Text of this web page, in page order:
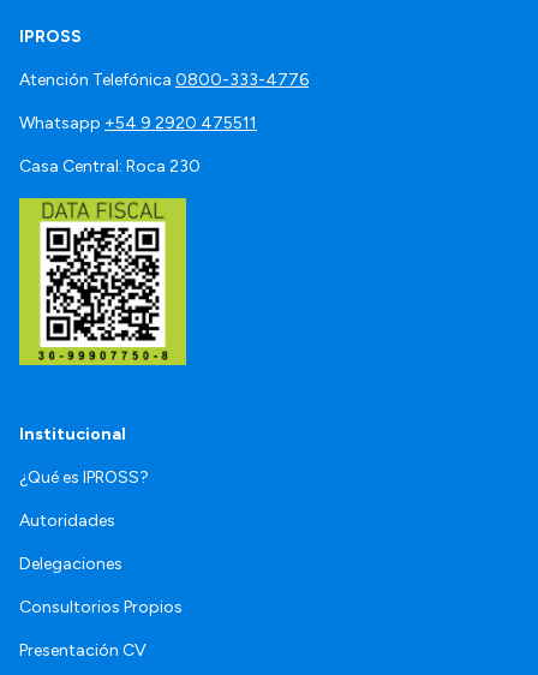
IPROSS
Atención Telefónica 0800-333-4776
Whatsapp +54 9 2920 475511
Casa Central: Roca 230
Institucional
¿Qué es IPROSS?
Autoridades
Delegaciones
Consultorios Propios
Presentación CV